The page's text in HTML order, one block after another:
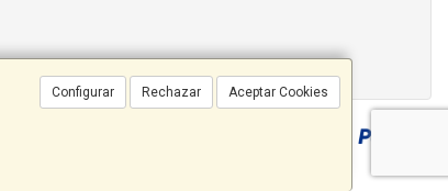
Configurar Rechazar Aceptar Cookies
- NIF: B65272007